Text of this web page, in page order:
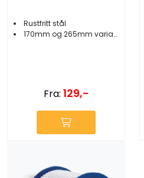
Rustfritt stål
170mm og 265mm variant
Fra: 129,-